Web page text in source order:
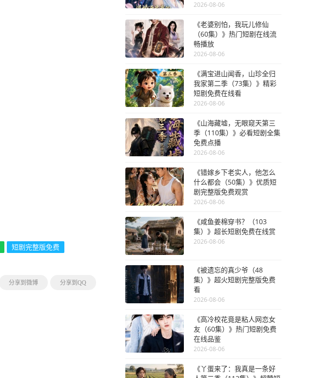
短剧完整版免费
分享到微博 分享到QQ
2026-08-06
《老婆别怕，我玩儿修仙
（60集）》热门短剧在线流
畅播放
2026-08-06
《满宝进山闻香，山珍全归
我家第二季（73集）》精彩
短剧免费在线看
2026-08-06
《山海藏墟，无眼窥天第三
季（110集）》必看短剧全集
免费点播
2026-08-06
《错嫁乡下老实人，他怎么
什么都会（50集）》优质短
剧完整版免费观赏
2026-08-06
《咸鱼姜棉穿书？（103
集）》超长短剧免费在线赏
2026-08-06
《被遗忘的真少爷（48
集）》超火短剧完整版免费
看
2026-08-06
《高冷校花竟是粘人网恋女
友（60集）》热门短剧免费
在线品鉴
2026-08-06
《丫蛋来了：我真是一条好